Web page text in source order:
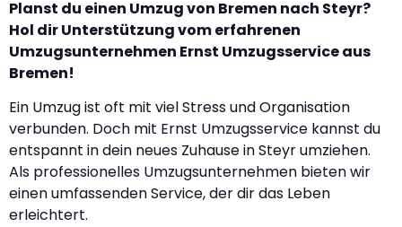
Planst du einen Umzug von Bremen nach Steyr?
Hol dir Unterstützung vom erfahrenen
Umzugsunternehmen Ernst Umzugsservice aus
Bremen!
Ein Umzug ist oft mit viel Stress und Organisation
verbunden. Doch mit Ernst Umzugsservice kannst du
entspannt in dein neues Zuhause in Steyr umziehen.
Als professionelles Umzugsunternehmen bieten wir
einen umfassenden Service, der dir das Leben
erleichtert.